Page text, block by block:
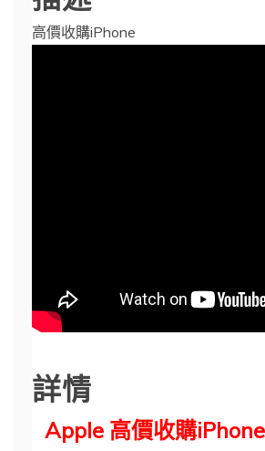
高價收購iPhone
詳情
Apple 高價收購